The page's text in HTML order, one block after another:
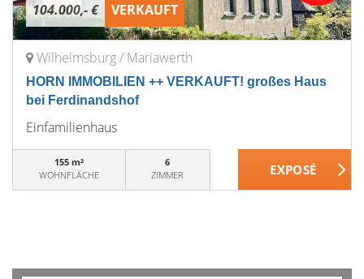
104.000,- € VERKAUFT
Wilhelmsburg / Mariawerth
HORN IMMOBILIEN ++ VERKAUFT! großes Haus
bei Ferdinandshof
Einfamilienhaus
155 m²
WOHNFLÄCHE
6
ZIMMER